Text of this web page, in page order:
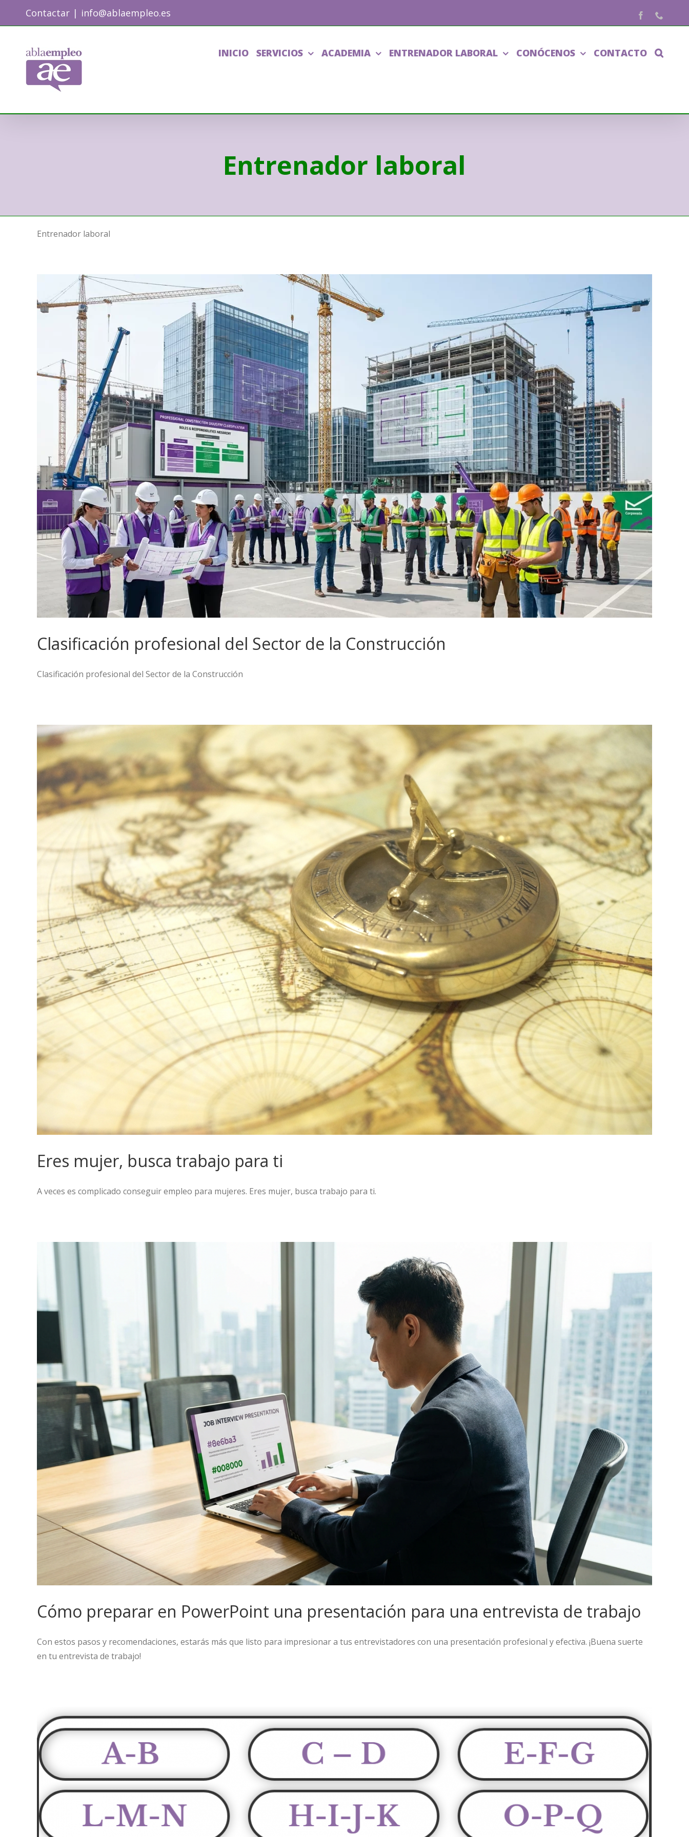
Contactar | info@ablaempleo.es Facebook
INICIO SERVICIOS ACADEMIA ENTRENADOR LABORAL CONÓCENOS CONTACTO
Entrenador laboral
Entrenador laboral
Clasificación profesional del Sector de la Construcción
Clasificación profesional del Sector de la Construcción
Eres mujer, busca trabajo para ti
A veces es complicado conseguir empleo para mujeres. Eres mujer, busca trabajo para ti.
Cómo preparar en PowerPoint una presentación para una entrevista de trabajo
Con estos pasos y recomendaciones, estarás más que listo para impresionar a tus entrevistadores con una presentación profesional y efectiva. ¡Buena suerte
en tu entrevista de trabajo!